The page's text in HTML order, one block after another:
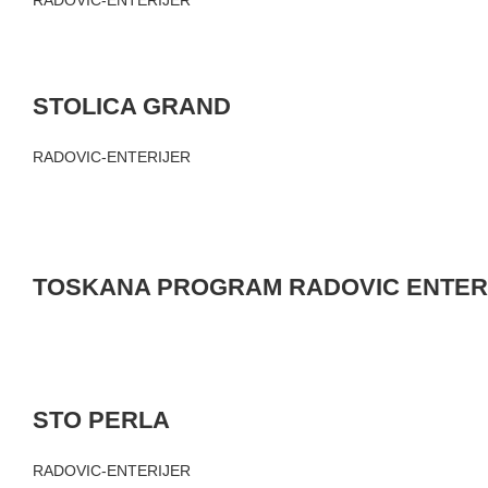
STOLICA GRAND
RADOVIC-ENTERIJER
TOSKANA PROGRAM RADOVIC
STO PERLA
RADOVIC-ENTERIJER